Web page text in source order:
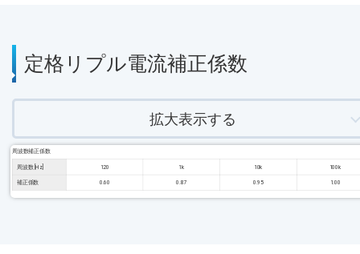
定格リプル電流補正係数
拡大表示する
周波数補正係数
周波数 [Hz] 120 1k 10k 100k
補正係数 0.60 0.87 0.95 1.00